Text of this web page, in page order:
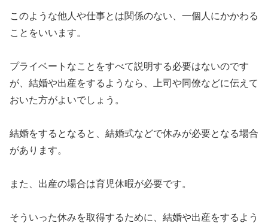
このような他人や仕事とは関係のない、一個人にかかわる
ことをいいます。
プライベートなことをすべて説明する必要はないのです
が、結婚や出産をするようなら、上司や同僚などに伝えて
おいた方がよいでしょう。
結婚をするとなると、結婚式などで休みが必要となる場合
があります。
また、出産の場合は育児休暇が必要です。
そういった休みを取得するために、結婚や出産をするよう